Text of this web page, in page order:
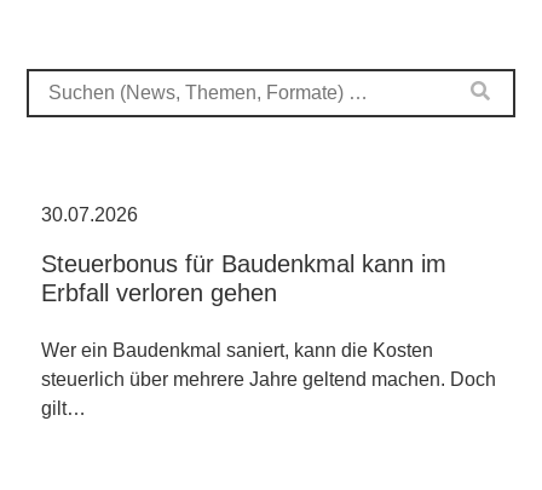
30.07.2026
Steuerbonus für Baudenkmal kann im
Erbfall verloren gehen
Wer ein Baudenkmal saniert, kann die Kosten
steuerlich über mehrere Jahre geltend machen. Doch
gilt…